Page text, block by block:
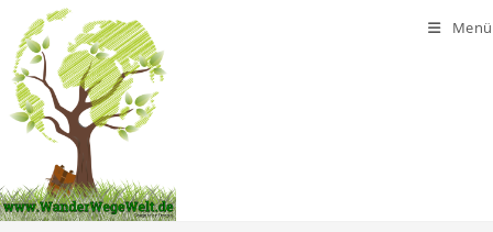
Inhalt
springen
Menü